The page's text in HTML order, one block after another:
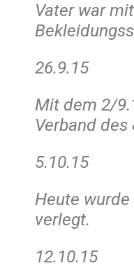
Vater war
26.9.15
Mit dem 2/
Verband des
5.10.15
Heute
verlegt.
12.10.15